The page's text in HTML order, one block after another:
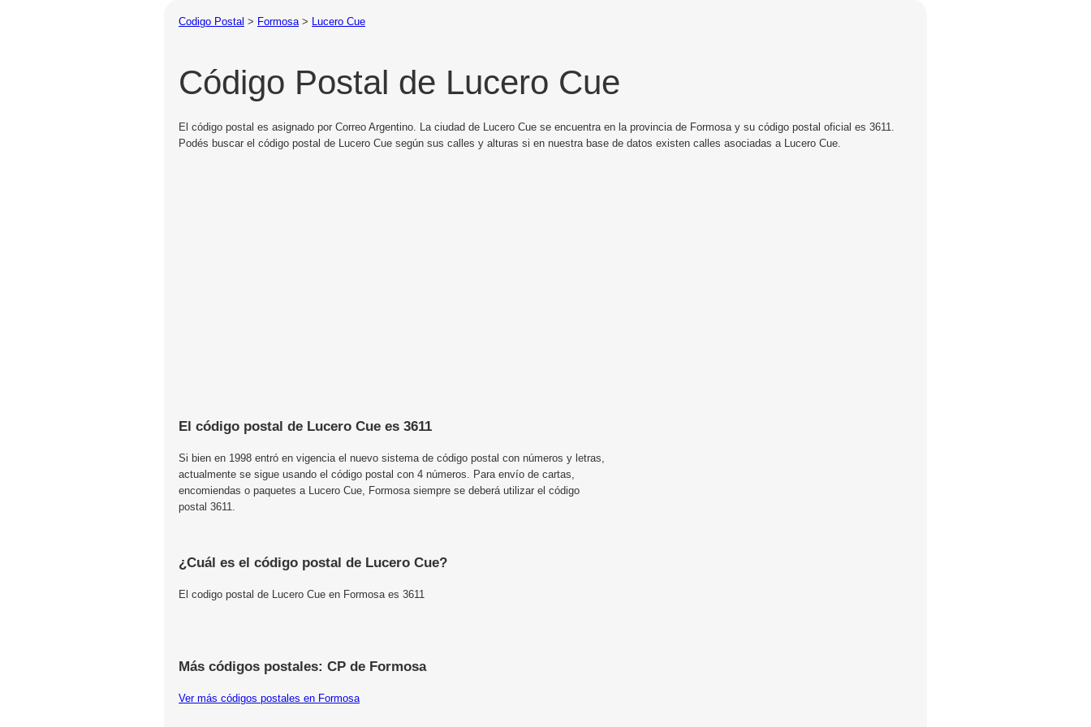
Codigo Postal > Formosa> Lucero Cue
Código Postal de Lucero Cue
El código postal es asignado por Correo Argentino. La ciudad de Lucero Cue se encuentra en la provincia de Formosa y su código postal oficial es 3611.
Podés buscar el código postal de Lucero Cue según sus calles y alturas si en nuestra base de datos existen calles asociadas a Lucero Cue.
El código postal de Lucero Cue es 3611
Si bien en 1998 entró en vigencia el nuevo sistema de código postal con números y letras,
actualmente se sigue usando el código postal con 4 números. Para envío de cartas,
encomiendas o paquetes a Lucero Cue, Formosa siempre se deberá utilizar el código
postal 3611.
¿Cuál es el código postal de Lucero Cue?
El codigo postal de Lucero Cue en Formosa es 3611
Más códigos postales: CP de Formosa
Ver más códigos postales en Formosa